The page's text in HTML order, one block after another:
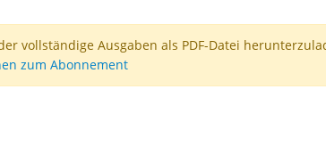
vollständige Ausgaben als PDF-Datei
zum Abonnement